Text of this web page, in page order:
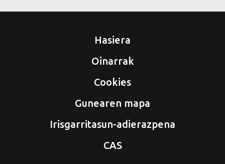
Hasiera
Oinarrak
Cookies
Gunearen mapa
Irisgarritasun-adierazpena
CAS